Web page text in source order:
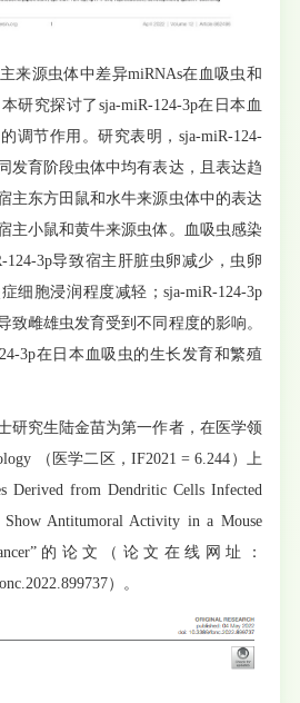
源虫体中差异miRNAs在血吸虫和
研究探讨了sja-miR-124-3p在日本血
调节作用。研究表明，sja-miR-124-
发育阶段虫体中均有表达，且表达趋
主东方田鼠和水牛来源虫体中的表达
主小鼠和黄牛来源虫体。血吸虫感染
124-3p导致宿主肝脏虫卵减少，虫卵
细胞浸润程度减轻；sja-miR-124-3p
致雌雄虫发育受到不同程度的影响。
3p在日本血吸虫的生长发育和繁殖
究生陆金苗为第一作者，在医学领
（医学二区，IF2021 = 6.244）上
Derived from Dendritic Cells Infected
Show Antitumoral Activity in a Mouse
的论文（论文在线网址：
）。